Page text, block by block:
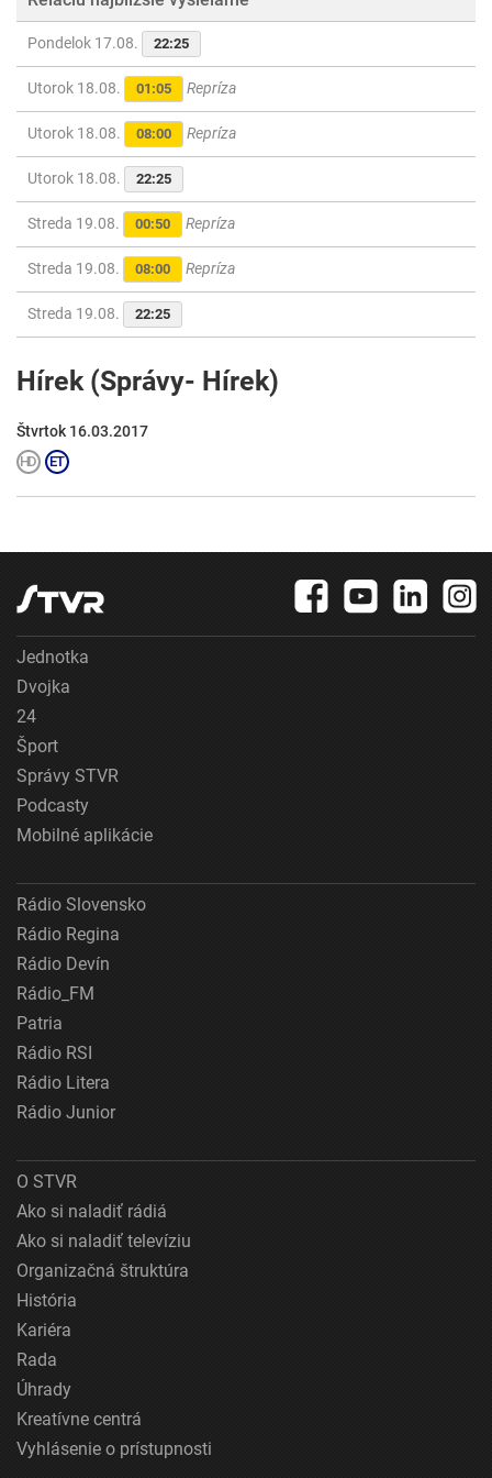
Pondelok 17.08. 22:25
Utorok 18.08. 01:05 Repríza
Utorok 18.08. 08:00 Repríza
Utorok 18.08. 22:25
Streda 19.08. 00:50 Repríza
Streda 19.08. 08:00 Repríza
Streda 19.08. 22:25
Hírek (Správy- Hírek)
Štvrtok 16.03.2017
Jednotka
Dvojka
24
Šport
Správy STVR
Podcasty
Mobilné aplikácie
Rádio Slovensko
Rádio Regina
Rádio Devín
Rádio_FM
Patria
Rádio RSI
Rádio Litera
Rádio Junior
O STVR
Ako si naladiť rádiá
Ako si naladiť televíziu
Organizačná štruktúra
História
Kariéra
Rada
Úhrady
Kreatívne centrá
Vyhlásenie o prístupnosti